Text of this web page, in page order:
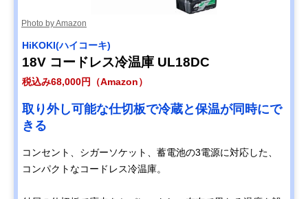
Photo by Amazon
HiKOKI(ハイコーキ)
18V コードレス冷温庫 UL18DC
税込み68,000円（Amazon）
取り外し可能な仕切板で冷蔵と保温が同時にで
きる
コンセント、シガーソケット、蓄電池の3電源に対応した、
コンパクトなコードレス冷温庫。